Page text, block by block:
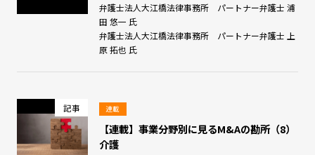
弁護士法人大江橋法律事務所 パートナー弁護士 浦
田 悠一 氏
弁護士法人大江橋法律事務所 パートナー弁護士 上
原 拓也 氏
記事 連載
【連載】事業分野別に見るM&Aの勘所（8）
介護